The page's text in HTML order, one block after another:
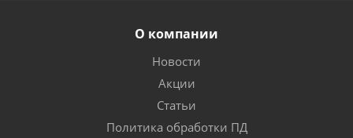
О компании
Новости
Акции
Статьи
Политика обработки ПД